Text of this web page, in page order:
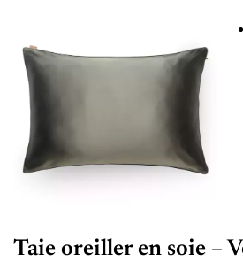
Taie oreiller en soie –